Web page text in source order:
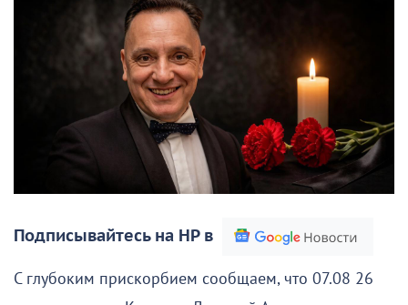
Подписывайтесь на НР в
С глубоким прискорбием сообщаем, что 07.08 26